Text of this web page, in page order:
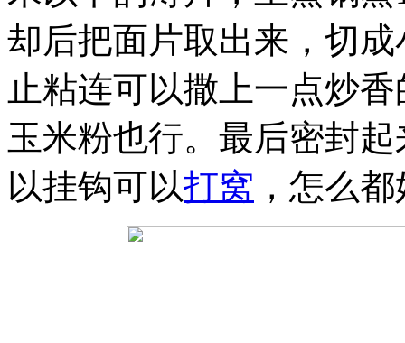
却后把面片取出来，切
止粘连可以撒上一点炒
玉米粉也行。最后密封
以挂钩可以打窝 ，怎么